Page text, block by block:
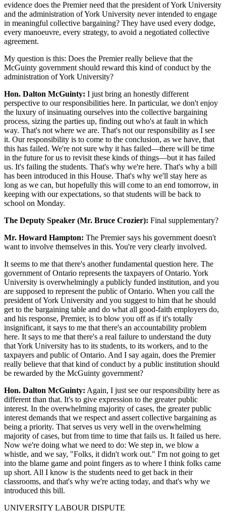
evidence does the Premier need that the president of York University
and the administration of York University never intended to engage
in meaningful collective bargaining? They have used every dodge,
every manoeuvre, every strategy, to avoid a negotiated collective
agreement.
My question is this: Does the Premier really believe that the
McGuinty government should reward this kind of conduct by the
administration of York University?
Hon. Dalton McGuinty: I just bring an honestly different
perspective to our responsibilities here. In particular, we don't enjoy
the luxury of insinuating ourselves into the collective bargaining
process, sizing the parties up, finding out who's at fault in which
way. That's not where we are. That's not our responsibility as I see
it. Our responsibility is to come to the conclusion, as we have, that
this has failed. We're not sure why it has failed—there will be time
in the future for us to revisit these kinds of things—but it has failed
us. It's failing the students. That's why we're here. That's why a bill
has been introduced in this House. That's why we'll stay here as
long as we can, but hopefully this will come to an end tomorrow, in
keeping with our expectations, so that students will be back to
school on Monday.
The Deputy Speaker (Mr. Bruce Crozier): Final supplementary?
Mr. Howard Hampton: The Premier says his government doesn't
want to involve themselves in this. You're very clearly involved.
It seems to me that there's another fundamental question here. The
government of Ontario represents the taxpayers of Ontario. York
University is overwhelmingly a publicly funded institution, and you
are supposed to represent the public of Ontario. When you call the
president of York University and you suggest to him that he should
get to the bargaining table and do what all good-faith employers do,
and his response, Premier, is to blow you off as if it's totally
insignificant, it says to me that there's an accountability problem
here. It says to me that there's a real failure to understand the duty
that York University has to its students, to its workers, and to the
taxpayers and public of Ontario. And I say again, does the Premier
really believe that that kind of conduct by a public institution should
be rewarded by the McGuinty government?
Hon. Dalton McGuinty: Again, I just see our responsibility here as
different than that. It's to give expression to the greater public
interest. In the overwhelming majority of cases, the greater public
interest demands that we respect and assert collective bargaining as
being a priority. That serves us very well in the overwhelming
majority of cases, but from time to time that fails us. It failed us here.
Now we're doing what we need to do: We step in, we blow a
whistle, and we say, "Folks, it didn't work out." I'm not going to get
into the blame game and point fingers as to where I think folks came
up short. All I know is the students need to get back in their
classrooms, and that's why we're acting today, and that's why we
introduced this bill.
UNIVERSITY LABOUR DISPUTE